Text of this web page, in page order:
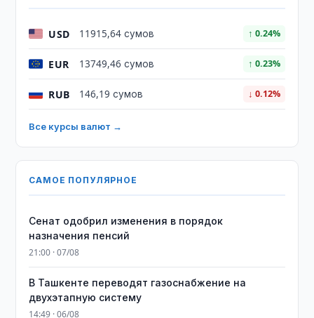
USD 11915,64 сумов ↑ 0.24%
EUR 13749,46 сумов ↑ 0.23%
RUB 146,19 сумов ↓ 0.12%
Все курсы валют →
САМОЕ ПОПУЛЯРНОЕ
Сенат одобрил изменения в порядок
назначения пенсий
21:00 · 07/08
В Ташкенте переводят газоснабжение на
двухэтапную систему
14:49 · 06/08